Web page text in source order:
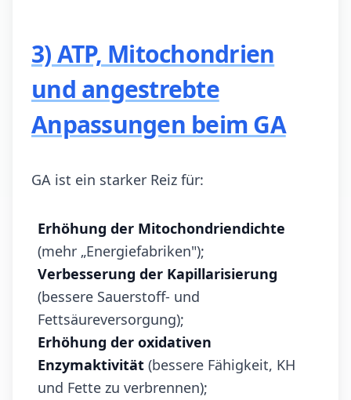
3) ATP, Mitochondrien
und angestrebte
Anpassungen beim GA
GA ist ein starker Reiz für:
Erhöhung der Mitochondriendichte
(mehr „Energiefabriken");
Verbesserung der Kapillarisierung
(bessere Sauerstoff- und
Fettsäureversorgung);
Erhöhung der oxidativen
Enzymaktivität (bessere Fähigkeit, KH
und Fette zu verbrennen);